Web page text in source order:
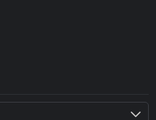
(CD Key)?
(CD Key)?
(CD Key)?
Connect (CD Key)?
(CD Key)?